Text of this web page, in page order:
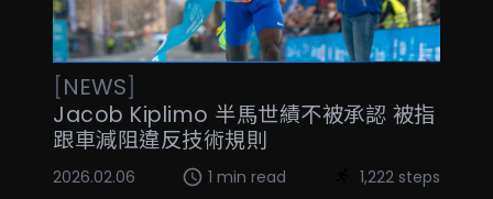
[NEWS]
Jacob Kiplimo 半馬世績不被承認 被指
跟車減阻違反技術規則
2026.02.06 1 min read 1,222 steps